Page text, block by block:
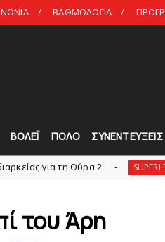
ΒΑΘΜΟΛΟΓΙΑ
ΒΟΛΕΪ ΠΟΛΟ ΣΥΝΕΝΤΕΥΞΕΙΣ
τη Θύρα 2 SUPERLEAGUE2
του Άρη